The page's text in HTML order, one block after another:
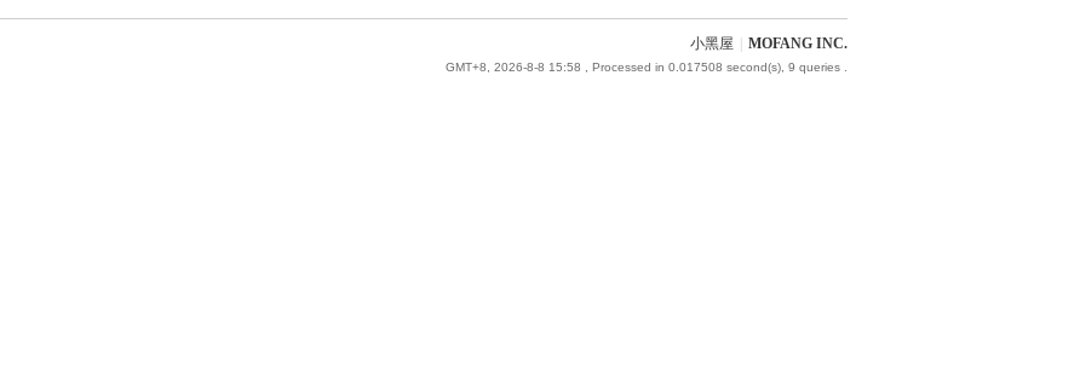
小黑屋 MOFANG INC.
GMT+8, 2026-8-8 15:58 , Processed in 0.017508 second(s), 9 queries .